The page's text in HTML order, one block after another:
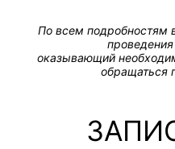
По всем подробностям
оказывающий
обращаться